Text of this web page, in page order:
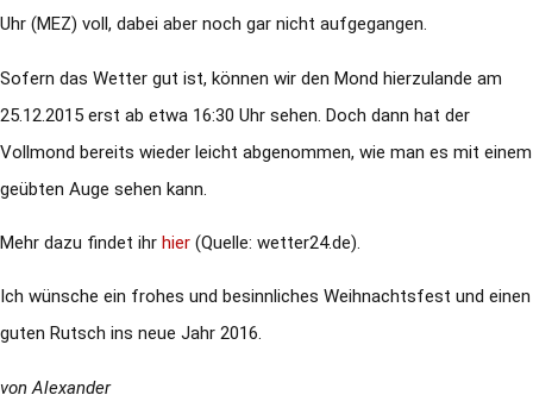
Uhr (MEZ) voll, dabei aber noch gar nicht aufgegangen.
Sofern das Wetter gut ist, können wir den Mond hierzulande am
25.12.2015 erst ab etwa 16:30 Uhr sehen. Doch dann hat der
Vollmond bereits wieder leicht abgenommen, wie man es mit einem
geübten Auge sehen kann.
Mehr dazu findet ihr hier (Quelle: wetter24.de).
Ich wünsche ein frohes und besinnliches Weihnachtsfest und einen
guten Rutsch ins neue Jahr 2016.
von Alexander